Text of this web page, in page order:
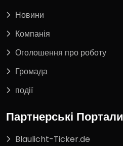
Новини
Компанія
Оголошення про роботу
Громада
події
Партнерські Портали
Blaulicht-Ticker.de